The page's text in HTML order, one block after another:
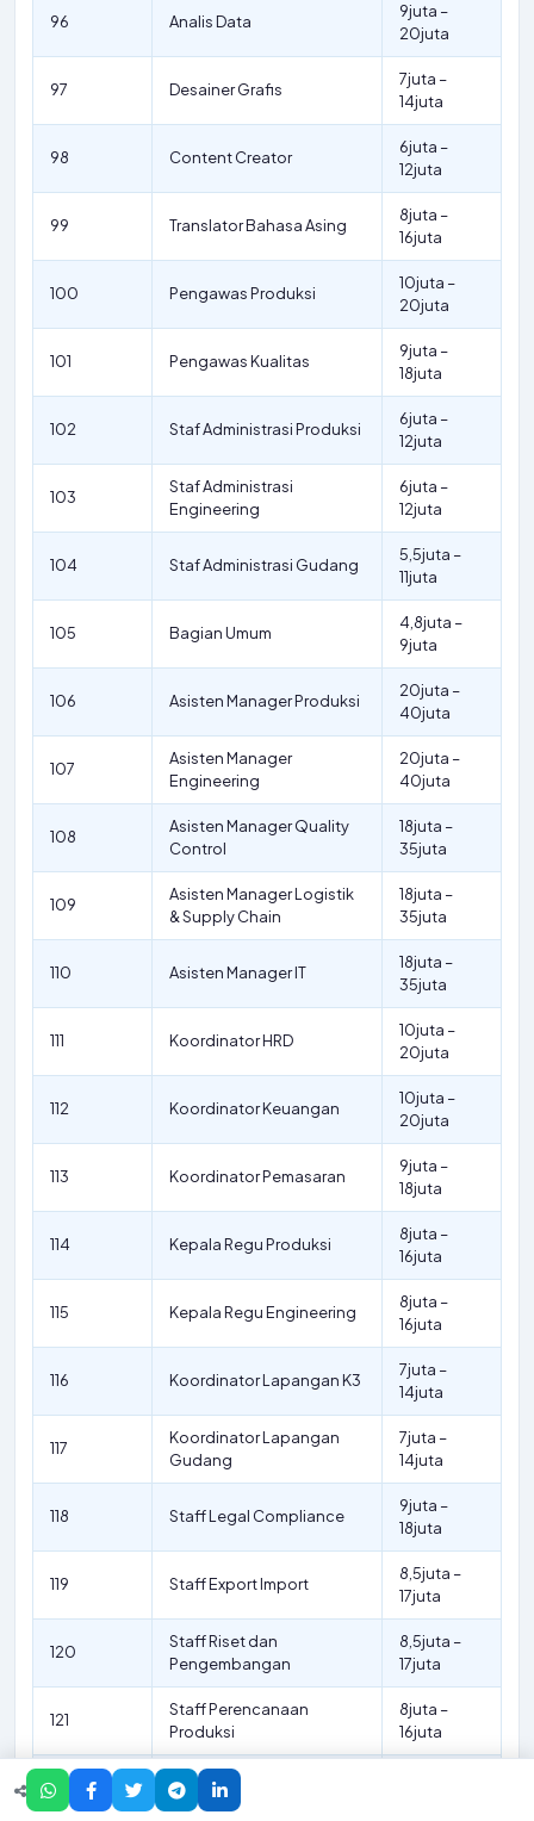
96 Analis Data
9juta –
20juta
97 Desainer Grafis
7juta –
14juta
98 Content Creator
6juta –
12juta
99 Translator Bahasa Asing
8juta –
16juta
100 Pengawas Produksi
10juta –
20juta
101 Pengawas Kualitas
9juta –
18juta
102 Staf Administrasi Produksi
6juta –
12juta
103
Staf Administrasi
Engineering
6juta –
12juta
104 Staf Administrasi Gudang
5,5juta –
11juta
105 Bagian Umum
4,8juta –
9juta
106 Asisten Manager Produksi
20juta –
40juta
107
Asisten Manager
Engineering
20juta –
40juta
108
Asisten Manager Quality
Control
18juta –
35juta
109
Asisten Manager Logistik
& Supply Chain
18juta –
35juta
110 Asisten Manager IT
18juta –
35juta
111 Koordinator HRD
10juta –
20juta
112 Koordinator Keuangan
10juta –
20juta
113 Koordinator Pemasaran
9juta –
18juta
114 Kepala Regu Produksi
8juta –
16juta
115 Kepala Regu Engineering
8juta –
16juta
116 Koordinator Lapangan K3
7juta –
14juta
117
Koordinator Lapangan
Gudang
7juta –
14juta
118 Staff Legal Compliance
9juta –
18juta
119 Staff Export Import
8,5juta –
17juta
120
Staff Riset dan
Pengembangan
8,5juta –
17juta
121
Staff Perencanaan
Produksi
8juta –
16juta
122 Staff Pemeliharaan Mesin